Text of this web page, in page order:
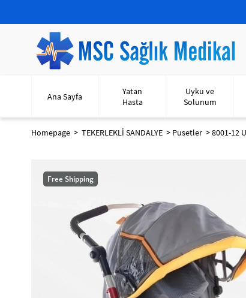
Ana Sayfa
Yatan
Hasta
Uyku ve
Solunum
Homepage TEKERLEKLİ SANDALYE Pusetler 8001-12
Free Shipping